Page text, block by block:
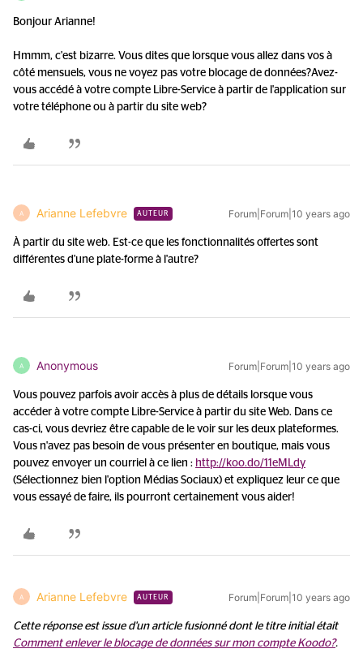
Bonjour Arianne!
Hmmm, c'est bizarre. Vous dites que lorsque vous allez dans vos à
côté mensuels, vous ne voyez pas votre blocage de données?Avez-
vous accédé à votre compte Libre-Service à partir de l'application sur
votre téléphone ou à partir du site web?
A Arianne Lefebvre AUTEUR Forum|Forum|10 years ago
À partir du site web. Est-ce que les fonctionnalités offertes sont
différentes d'une plate-forme à l'autre?
A Anonymous Forum|Forum|10 years ago
Vous pouvez parfois avoir accès à plus de détails lorsque vous
accéder à votre compte Libre-Service à partir du site Web. Dans ce
cas-ci, vous devriez être capable de le voir sur les deux plateformes.
Vous n'avez pas besoin de vous présenter en boutique, mais vous
pouvez envoyer un courriel à ce lien : http://koo.do/11eMLdy
(Sélectionnez bien l'option Médias Sociaux) et expliquez leur ce que
vous essayé de faire, ils pourront certainement vous aider!
A Arianne Lefebvre AUTEUR Forum|Forum|10 years ago
Cette réponse est issue d'un article fusionné dont le titre initial était
Comment enlever le blocage de données sur mon compte Koodo?.